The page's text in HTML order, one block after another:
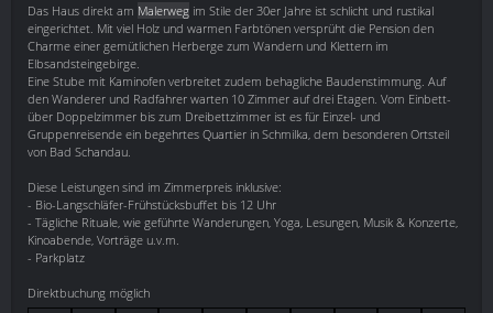
Das Haus direkt am Malerweg im Stile der 30er Jahre ist schlicht und rustikal
eingerichtet. Mit viel Holz und warmen Farbtönen versprüht die Pension den
Charme einer gemütlichen Herberge zum Wandern und Klettern im
Elbsandsteingebirge.
Eine Stube mit Kaminofen verbreitet zudem behagliche Baudenstimmung. Auf
den Wanderer und Radfahrer warten 10 Zimmer auf drei Etagen. Vom Einbett-
über Doppelzimmer bis zum Dreibettzimmer ist es für Einzel- und
Gruppenreisende ein begehrtes Quartier in Schmilka, dem besonderen Ortsteil
von Bad Schandau.
Diese Leistungen sind im Zimmerpreis inklusive:
- Bio-Langschläfer-Frühstücksbuffet bis 12 Uhr
- Tägliche Rituale, wie geführte Wanderungen, Yoga, Lesungen, Musik & Konzerte,
Kinoabende, Vorträge u.v.m.
- Parkplatz
Direktbuchung möglich